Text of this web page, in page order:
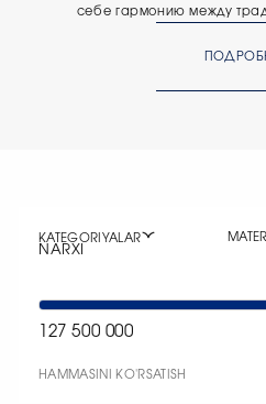
себе гармонию между
KATEGORIYALAR
NARXI
127 500 000
HAMMASINI KO'RSATISH